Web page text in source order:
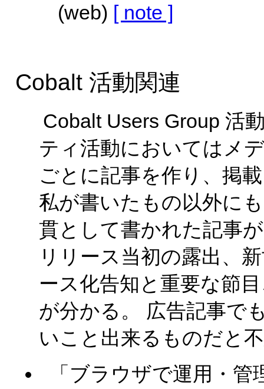
(web) [ note ]
Cobalt 活動関連
Cobalt Users Group 活
ティ活動においてはメ
ごとに記事を作り、掲
私が書いたもの以外に
貫として書かれた記事
リリース当初の露出、
ース化告知と重要な節
が分かる。 広告記事で
いこと出来るものだと
「ブラウザで運用・